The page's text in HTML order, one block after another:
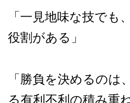
「一見地味な技で
役割がある」
「勝負を決めるの
る有利不利の積み重ね